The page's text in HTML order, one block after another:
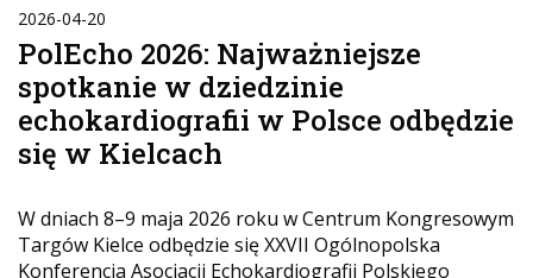
2026-04-20
PolEcho 2026: Najważniejsze
spotkanie w dziedzinie
echokardiografii w Polsce odbędzie
się w Kielcach
W dniach 8–9 maja 2026 roku w Centrum Kongresowym
Targów Kielce odbędzie się XXVII Ogólnopolska
Konferencja Asocjacji Echokardiografii Polskiego